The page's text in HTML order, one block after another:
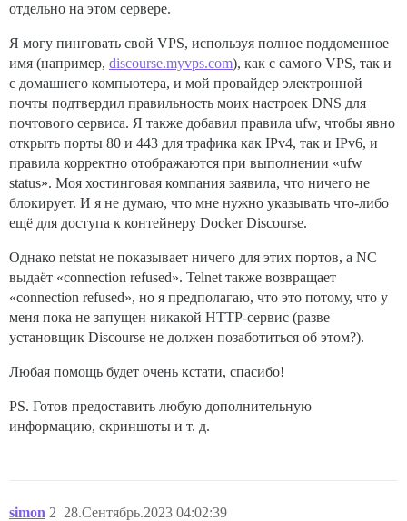
отдельно на этом сервере.
Я могу пинговать свой VPS, используя полное поддоменное
имя (например, discourse.myvps.com), как с самого VPS, так и
с домашнего компьютера, и мой провайдер электронной
почты подтвердил правильность моих настроек DNS для
почтового сервиса. Я также добавил правила ufw, чтобы явно
открыть порты 80 и 443 для трафика как IPv4, так и IPv6, и
правила корректно отображаются при выполнении «ufw
status». Моя хостинговая компания заявила, что ничего не
блокирует. И я не думаю, что мне нужно указывать что-либо
ещё для доступа к контейнеру Docker Discourse.
Однако netstat не показывает ничего для этих портов, а NC
выдаёт «connection refused». Telnet также возвращает
«connection refused», но я предполагаю, что это потому, что у
меня пока не запущен никакой HTTP-сервис (разве
установщик Discourse не должен позаботиться об этом?).
Любая помощь будет очень кстати, спасибо!
PS. Готов предоставить любую дополнительную
информацию, скриншоты и т. д.
simon 28.Сентябрь.2023 04:02:39
2